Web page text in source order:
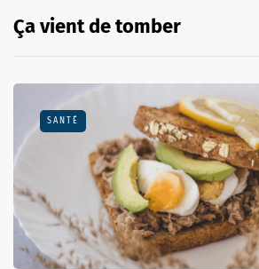
Ça vient de tomber
SANTÉ